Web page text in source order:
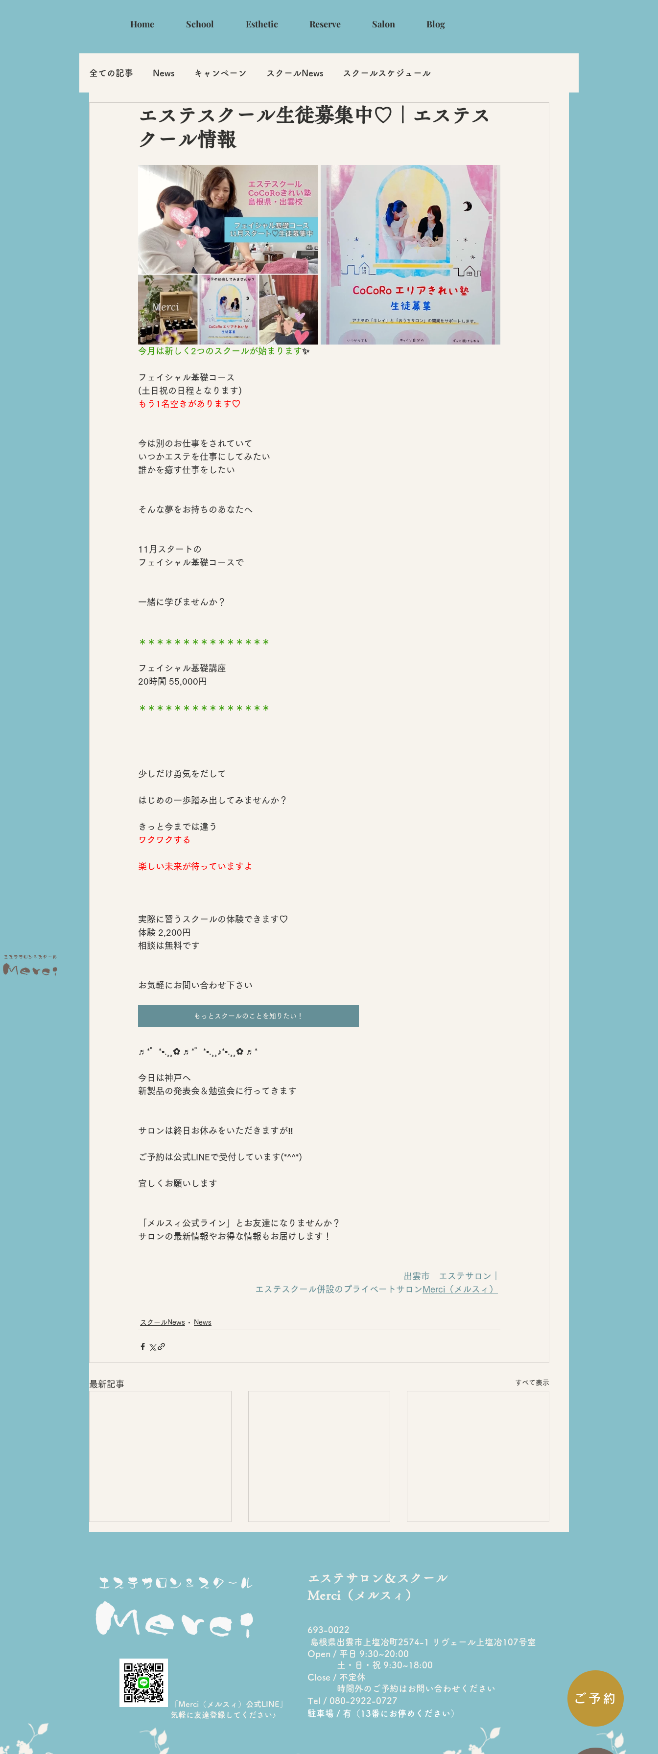
Home School Esthetic Reserve Salon Blog
全ての記事 News キャンペーン スクールNews スクールスケジュール
エステスクール生徒募集中♡｜エステス
クール情報
今月は新しく2つのスクールが始まります✨️
フェイシャル基礎コース
(土日祝の日程となります)
もう1名空きがあります♡
今は別のお仕事をされていて
いつかエステを仕事にしてみたい
誰かを癒す仕事をしたい
そんな夢をお持ちのあなたへ
11月スタートの
フェイシャル基礎コースで
一緒に学びませんか？
＊＊＊＊＊＊＊＊＊＊＊＊＊＊＊
フェイシャル基礎講座
20時間 55,000円
＊＊＊＊＊＊＊＊＊＊＊＊＊＊＊
少しだけ勇気をだして
はじめの一歩踏み出してみませんか？
きっと今までは違う
ワクワクする
楽しい未来が待っていますよ
実際に習うスクールの体験できます♡
体験 2,200円
相談は無料です
お気軽にお問い合わせ下さい
もっとスクールのことを知りたい！
♬*゜*•.¸¸✿ ♬*゜*•.¸¸♪*•.¸¸✿ ♬*
今日は神戸へ
新製品の発表会＆勉強会に行ってきます
サロンは終日お休みをいただきますが‼️
ご予約は公式LINEで受付しています(*^^*)
宜しくお願いします
「メルスィ公式ライン」とお友達になりませんか？
サロンの最新情報やお得な情報もお届けします！
出雲市　エステサロン｜
エステスクール併設のプライベートサロンMerci（メルスィ）
スクールNews News
最新記事 すべて表示
14周年のありがとう＊炭酸
れる私」を体感しませんか
筋ケアで「私も変われるか
も？」を体感しませんか
表情筋ケアで「顔も体も軽く
ご予約
​エステサロン＆スクール
Merci（メルスィ）
693-0022
島根県出雲市上塩冶町2574-1 リヴェール上塩冶107号室
Open / 平日 9:30~20:00
土・日・祝 9:30~18:00
Close / 不定休
時間外のご予約はお問い合わせください
Tel / 080-2922-0727
駐車場 / 有（13番にお停めください）
「Merci（メルスィ）公式LINE」
​気軽に友達登録してください♪